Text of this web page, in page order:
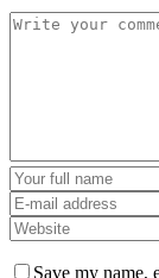
Save my name,